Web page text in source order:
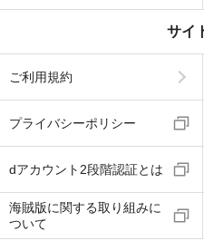
サイ
ご利用規約
プライバシーポリシー
dアカウント2段階認証とは
海賊版に関する取り組みに
ついて